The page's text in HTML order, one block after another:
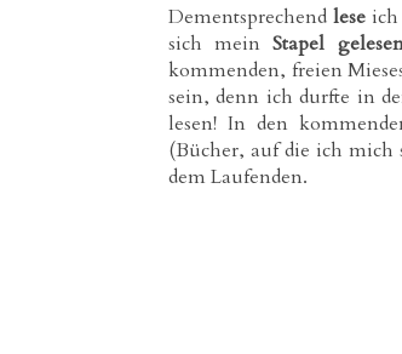
Dementsprechend lese
sich meinStapel
kommenden, freien
sein, denn ich durfte in
lesen! In den
(Bücher, auf die ich
dem Laufenden.